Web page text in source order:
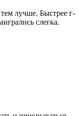
лучше. Быстрее г-
слегка.